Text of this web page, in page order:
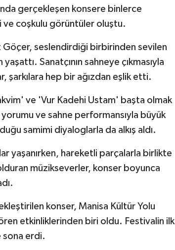
gerçekleşen konsere binlerce
ve coşkulu görüntüler oluştu.
Göçer, seslendirdiği birbirinden sevilen
Sanatçının sahneye çıkmasıyla
şarkılara hep bir ağızdan eşlik etti.
ve 'Vur Kadehi Ustam' başta olmak
ve sahne performansıyla büyük
samimi diyaloglarla da alkış aldı.
yaşanırken, hareketli parçalarla birlikte
müzikseverler, konser boyunca
konser, Manisa Kültür Yolu
etkinliklerinden biri oldu. Festivalin ilk
sona erdi.